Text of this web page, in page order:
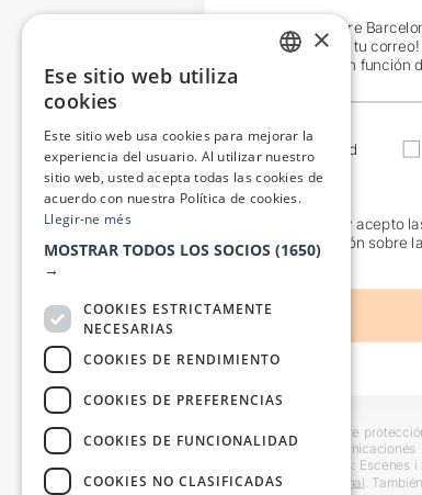
¡Únete a Teatre
exclusivas en tu
específicos en función
Actualidad
He leído y acepto
información sobre
Información básica sobre
usuarios y remitir
interesado. Destinatarios:
en lainformación adicional .
×
Ese sitio web utiliza
cookies
Este sitio web usa cookies para mejorar la
experiencia del usuario. Al utilizar nuestro
sitio web, usted acepta todas las cookies de
acuerdo con nuestra Política de cookies.
Llegir-ne més
MOSTRAR TODOS LOS SOCIOS (1650)
→
COOKIES ESTRICTAMENTE
NECESARIAS
COOKIES DE RENDIMIENTO
COOKIES DE PREFERENCIAS
COOKIES DE FUNCIONALIDAD
COOKIES NO CLASIFICADAS